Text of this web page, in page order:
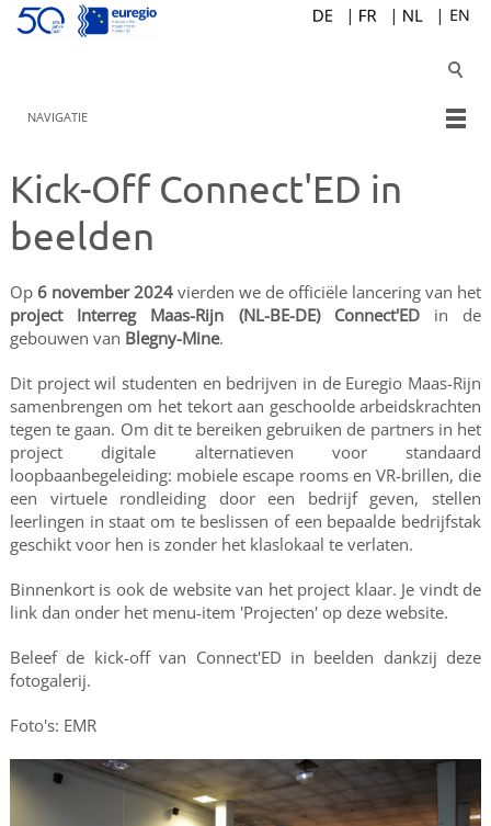
NAVIGATIE
Kick-Off Connect'ED in
beelden
Op 6 november 2024 vierden we de officiële lancering van het
project Interreg Maas-Rijn (NL-BE-DE) Connect'EDin de
gebouwen van Blegny-Mine.
Dit project wil studenten en bedrijven in de Euregio Maas-Rijn
samenbrengen om het tekort aan geschoolde arbeidskrachten
tegen te gaan. Om dit te bereiken gebruiken de partners in het
project digitale alternatieven voor standaard
loopbaanbegeleiding: mobiele escape rooms en VR-brillen, die
een virtuele rondleiding door een bedrijf geven, stellen
leerlingen in staat om te beslissen of een bepaalde bedrijfstak
geschikt voor hen is zonder het klaslokaal te verlaten.
Binnenkort is ook de website van het project klaar. Je vindt de
link dan onder het menu-item 'Projecten' op deze website.
Beleef de kick-off van Connect'ED in beelden dankzij deze
fotogalerij.
Foto's: EMR